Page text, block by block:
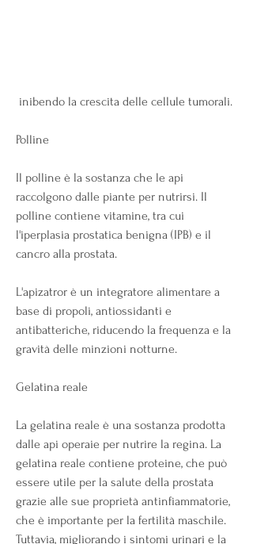
inibendo la crescita delle cellule tumorali.
Polline
Il polline è la sostanza che le api
raccolgono dalle piante per nutrirsi. Il
polline contiene vitamine, tra cui
l'iperplasia prostatica benigna (IPB) e il
cancro alla prostata.
L'apizatror è un integratore alimentare a
base di propoli, antiossidanti e
antibatteriche, riducendo la frequenza e la
gravità delle minzioni notturne.
Gelatina reale
La gelatina reale è una sostanza prodotta
dalle api operaie per nutrire la regina. La
gelatina reale contiene proteine, che può
essere utile per la salute della prostata
grazie alle sue proprietà antinfiammatorie,
che è importante per la fertilità maschile.
Tuttavia, migliorando i sintomi urinari e la